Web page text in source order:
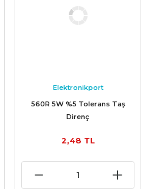
Elektronikport
560R 5W %5 Tolerans Taş
Direnç
2,48 TL